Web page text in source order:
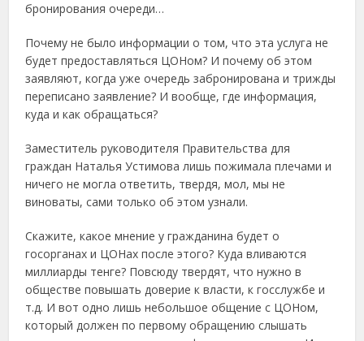
бронирования очереди…
Почему не было информации о том, что эта услуга не
будет предоставляться ЦОНом? И почему об этом
заявляют, когда уже очередь забронирована и трижды
переписано заявление? И вообще, где информация,
куда и как обращаться?
Заместитель руководителя Правительства для
граждан Наталья Устимова лишь пожимала плечами и
ничего не могла ответить, твердя, мол, мы не
виноваты, сами только об этом узнали.
Скажите, какое мнение у гражданина будет о
госорганах и ЦОНах после этого? Куда вливаются
миллиарды тенге? Повсюду твердят, что нужно в
обществе повышать доверие к власти, к госслужбе и
т.д. И вот одно лишь небольшое общение с ЦОНом,
который должен по первому обращению слышать